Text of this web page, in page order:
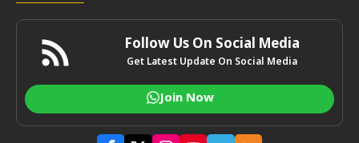
Follow Us On Social Media
Get Latest Update On Social Media
Join Now